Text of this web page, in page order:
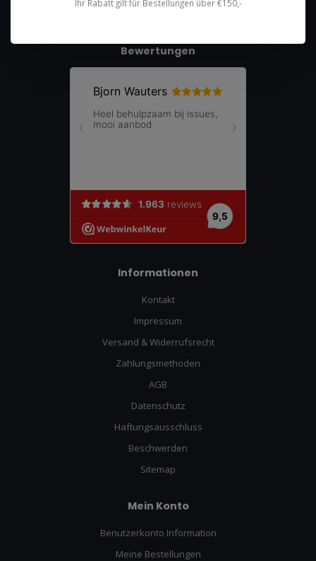
Bewertungen
Informationen
Kontakt
Impressum
Versand & Widerrufsrecht
Zahlungsmethoden
AGB
Datenschutz
Haftungsausschluss
Beschwerden
Sitemap
Mein Konto
Benutzerkonto Information
Meine Bestellungen
Ihr Rabatt gilt für Bestellungen über €150,-